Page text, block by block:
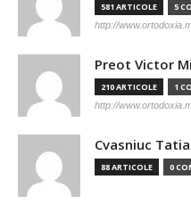
581 ARTICOLE 5
http://
Preot Victor
210 ARTICOLE 1
http://
Cvasniuc
88 ARTICOLE 0